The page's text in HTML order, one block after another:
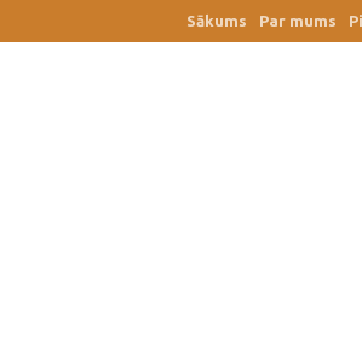
Sākums Par mums